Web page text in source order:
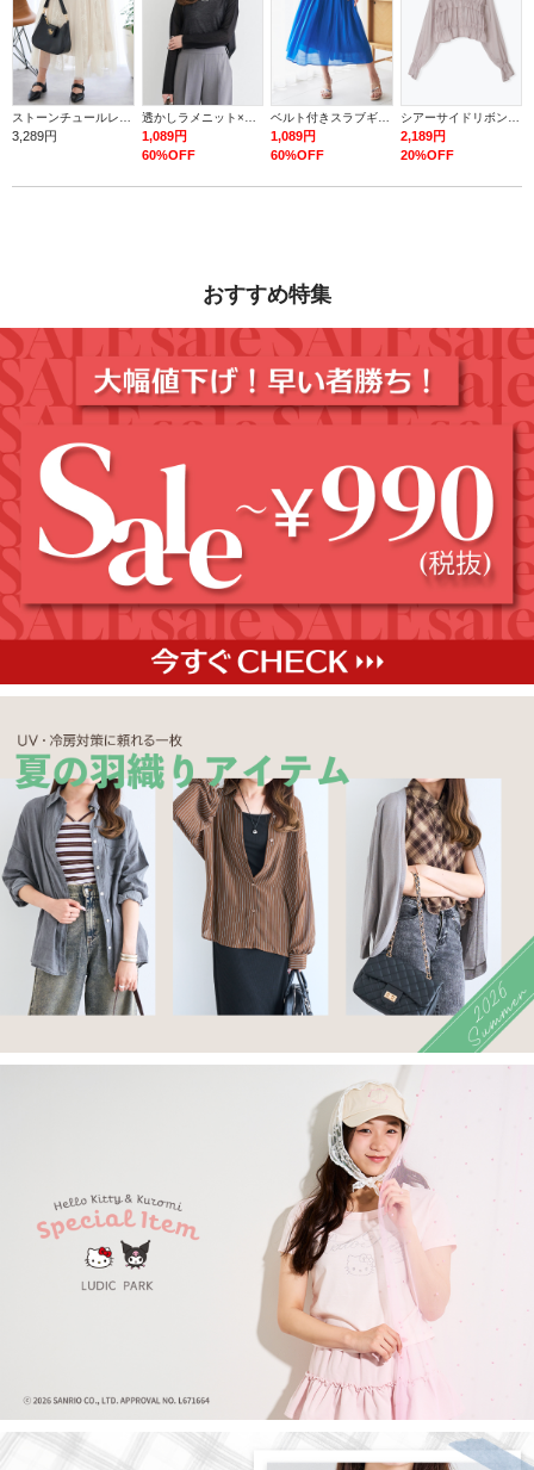
ストーンチュールレースロングスカート
3,289円
透かしラメニット×タンク
1,089円
60%OFF
ベルト付きスラブギャザーロングスカート
1,089円
60%OFF
シアーサイドリボンフリルショートシャツ
2,189円
20%OFF
おすすめ特集